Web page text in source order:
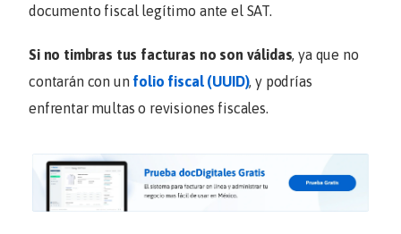
documento fiscal legítimo ante el SAT.
Si no timbras tus facturas no son válidas, ya que no
contarán con un folio fiscal (UUID), y podrías
enfrentar multas o revisiones fiscales.